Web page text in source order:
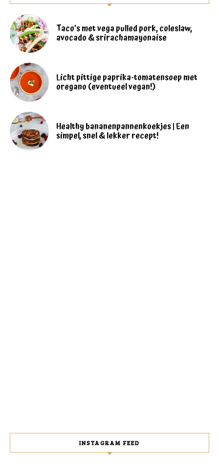
Taco’s met vega pulled pork, coleslaw,
avocado & srirachamayonaise
Licht pittige paprika-tomatensoep met
oregano (eventueel vegan!)
Healthy bananenpannenkoekjes | Een
simpel, snel & lekker recept!
INSTAGRAM FEED